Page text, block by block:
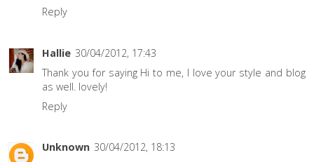
Reply
Hallie 30/04/2012, 17:43
Thank you for saying Hi to me, I love your style and blog
as well. lovely!
Reply
Unknown 30/04/2012, 18:13